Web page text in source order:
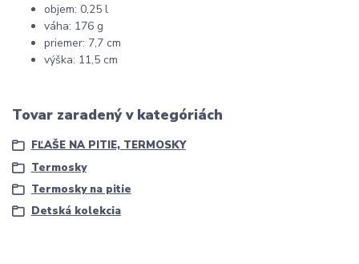
objem: 0,25 l
váha: 176 g
priemer: 7,7 cm
výška: 11,5 cm
Tovar zaradený v kategóriách
FĽAŠE NA PITIE, TERMOSKY
Termosky
Termosky na pitie
Detská kolekcia